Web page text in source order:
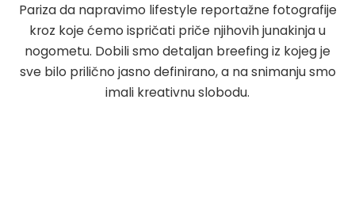
Pariza da napravimo lifestyle reportažne fotografije
kroz koje ćemo ispričati priče njihovih junakinja u
nogometu. Dobili smo detaljan breefing iz kojeg je
sve bilo prilično jasno definirano, a na snimanju smo
imali kreativnu slobodu.